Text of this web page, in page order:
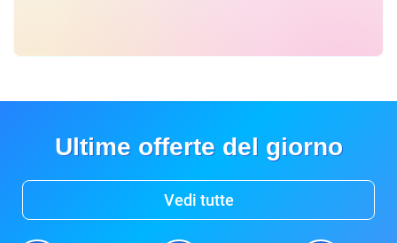
Ultime offerte del giorno
Vedi tutte